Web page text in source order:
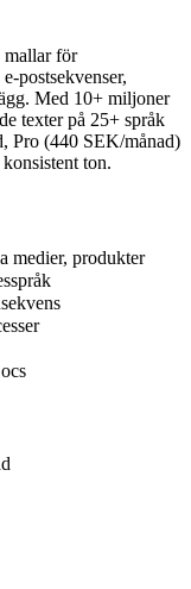
för
postsekvenser,
Med 10+ miljoner
texter på 25+ språk
Pro (440 SEK/månad)
ton.
medier, produkter